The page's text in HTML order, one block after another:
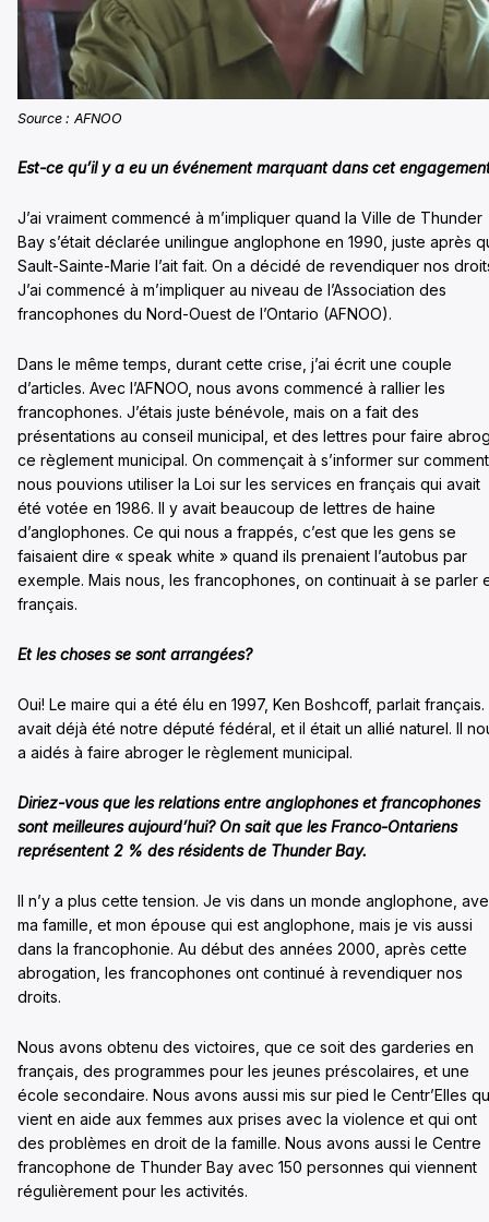
Source : AFNOO
Est-ce qu’il y a eu un événement marquant dans cet
J’ai vraiment commencé à m’impliquer quand la Ville de Thunder
Bay s’était déclarée unilingue anglophone en 1990, juste après
Sault-Sainte-Marie l’ait fait. On a décidé de revendiquer nos
J’ai commencé à m’impliquer au niveau de l’Association des
francophones du Nord-Ouest de l’Ontario (AFNOO).
Dans le même temps, durant cette crise, j’ai écrit une couple
d’articles. Avec l’AFNOO, nous avons commencé à rallier les
francophones. J’étais juste bénévole, mais on a fait des
présentations au conseil municipal, et des lettres pour faire
ce règlement municipal. On commençait à s’informer sur comment
nous pouvions utiliser la Loi sur les services en français qui avait
été votée en 1986. Il y avait beaucoup de lettres de haine
d’anglophones. Ce qui nous a frappés, c’est que les gens se
faisaient dire « speak white » quand ils prenaient l’autobus par
exemple. Mais nous, les francophones, on continuait à se parler
français.
Et les choses se sont arrangées?
Oui! Le maire qui a été élu en 1997, Ken Boshcoff, parlait français.
avait déjà été notre député fédéral, et il était un allié naturel. Il
a aidés à faire abroger le règlement municipal.
Diriez-vous que les relations entre anglophones et francophones
sont meilleures aujourd’hui? On sait que les Franco-Ontariens
représentent 2 % des résidents de Thunder Bay.
Il n’y a plus cette tension. Je vis dans un monde anglophone,
ma famille, et mon épouse qui est anglophone, mais je vis aussi
dans la francophonie. Au début des années 2000, après cette
abrogation, les francophones ont continué à revendiquer nos
droits.
Nous avons obtenu des victoires, que ce soit des garderies en
français, des programmes pour les jeunes préscolaires, et une
école secondaire. Nous avons aussi mis sur pied le Centr’Elles
vient en aide aux femmes aux prises avec la violence et qui ont
des problèmes en droit de la famille. Nous avons aussi le Centre
francophone de Thunder Bay avec 150 personnes qui viennent
régulièrement pour les activités.